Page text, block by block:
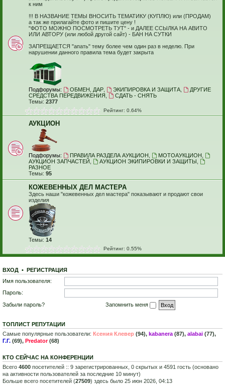
к ним
!!! В НАЗВАНИЕ ТЕМЫ ВНОСИТЬ ТЕМАТИКУ (КУПЛЮ) или (ПРОДАМ)
а так же прилагайте фото и пишите цену !
"ФОТО МОЖНО ПОСМОТРЕТЬ ТУТ" - и ДАЛЕЕ ССЫЛКА НА АВИТО
ИЛИ АВТОРУ (или любой другой сайт) - БАН НА СУТКИ
ЗАПРЕЩАЕТСЯ "апать" тему более чем один раз в неделю. При
нарушении данного правила тема будет закрыта
Подфорумы: ОБМЕН, ДАР, ЭКИПИРОВКА И ЗАЩИТА,
ДРУГИЕ
СРЕДСТВА ПЕРЕДВИЖЕНИЯ
СДАТЬ - СНЯТЬ
Темы: 2377
Рейтинг: 0.64%
АУКЦИОН
Подфорумы: ПРАВИЛА РАЗДЕЛА АУКЦИОН МОТОАУКЦИОН
АУКЦИОН ЗАПЧАСТЕЙ
АУКЦИОН ЭКИПИРОВКИ И ЗАЩИТЫ
РАЗНОЕ
Темы: 95
КОЖЕВЕННЫХ ДЕЛ МАСТЕРА
Здесь наши "кожевенных дел мастера" показывают и продают свои
изделия
Темы: 14
Рейтинг: 0.55%
ВХОД • РЕГИСТРАЦИЯ
Имя пользователя:
Пароль:
Забыли пароль?
Запомнить меня
ТОПЛИСТ РЕПУТАЦИИ
Самые популярные пользователи: Ксения Клевер (94), kabanera (87), alabai (77),
Г.Г. (69), Predator(68)
КТО СЕЙЧАС НА КОНФЕРЕНЦИИ
Всего 4600 посетителей :: 9 зарегистрированных, 0 скрытых и 4591 гость (основано
на активности пользователей за последние 10 минут)
Больше всего посетителей (27509) здесь было 25 июн 2026, 04:13